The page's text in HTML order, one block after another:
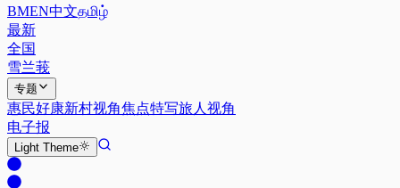
BMEN中文தமிழ்
最新
全国
雪兰莪
专题
惠民好康新村视角焦点特写旅人视角
电子报
Light Theme